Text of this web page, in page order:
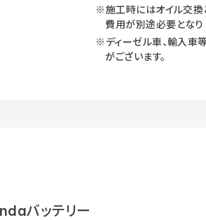
施工時にはオイル交換
費用が別途必要となり
ディーゼル車、輸入車
がございます。
バッテリー